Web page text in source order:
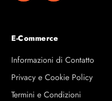
E-Commerce
Informazioni di Contatto
Privacy e Cookie Policy
Termini e Condizioni